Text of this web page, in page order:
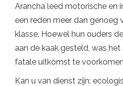
Arancha leed motorische en
een reden meer dan genoeg
klasse. Hoewel hun ouders
aan de kaak gesteld, was
fatale uitkomst te
Kan u van dienst zijn: